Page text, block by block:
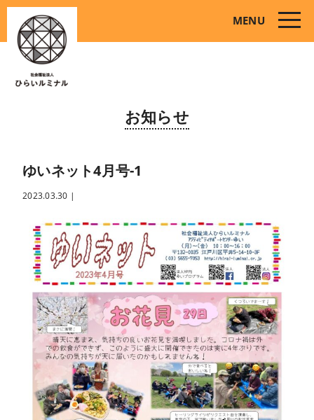
MENU
toggle
お知らせ
ゆいネット4月号-1
2023.03.30 |